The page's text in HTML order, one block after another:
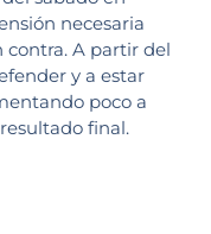
necesaria
contra. A partir del
y a estar
poco a
final.